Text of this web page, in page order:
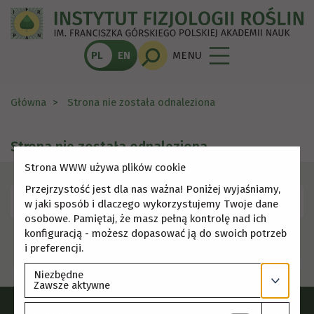
PL EN MENU
Główna Strona nie została odnaleziona
Strona nie została odnaleziona
Skorzystaj z menu, aby wybrać inną stronę.
Strona WWW używa plików cookie
Przejrzystość jest dla nas ważna! Poniżej wyjaśniamy,
w jaki sposób i dlaczego wykorzystujemy Twoje dane
osobowe. Pamiętaj, że masz pełną kontrolę nad ich
konfiguracją - możesz dopasować ją do swoich potrzeb
i preferencji.
Niezbędne
Zawsze aktywne